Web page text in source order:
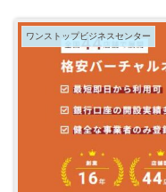
ワンストップビジネスセンター